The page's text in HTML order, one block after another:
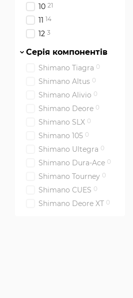
10 21
11 14
12 3
Серія компонентів
Shimano Tiagra 0
Shimano Altus 0
Shimano Alivio 0
Shimano Deore 0
Shimano SLX 0
Shimano 105 0
Shimano Ultegra 0
Shimano Dura-Ace 0
Shimano Tourney 0
Shimano CUES 0
Shimano Deore XT 0